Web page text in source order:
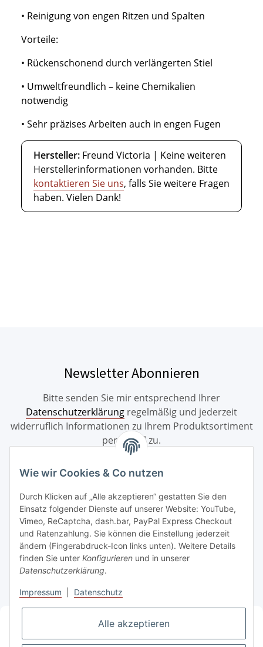
• Reinigung von engen Ritzen und Spalten
Vorteile:
• Rückenschonend durch verlängerten Stiel
• Umweltfreundlich – keine Chemikalien
notwendig
• Sehr präzises Arbeiten auch in engen Fugen
Hersteller: Freund Victoria | Keine weiteren
Herstellerinformationen vorhanden. Bitte
kontaktieren Sie uns, falls Sie weitere Fragen
haben. Vielen Dank!
Newsletter Abonnieren
Bitte senden Sie mir entsprechend Ihrer
Datenschutzerklärung regelmäßig und jederzeit
widerruflich Informationen zu Ihrem Produktsortiment
per E-Mail zu.
Informationen
Bestellung widerrufen
Gesetzliche Informationen
Vorkasse2% Rabatt
Wie wir Cookies & Co nutzen
Durch Klicken auf „Alle akzeptieren“ gestatten Sie den
Einsatz folgender Dienste auf unserer Website: YouTube,
Vimeo, ReCaptcha, dash.bar, PayPal Express Checkout
und Ratenzahlung. Sie können die Einstellung jederzeit
ändern (Fingerabdruck-Icon links unten). Weitere Details
finden Sie unter Konfigurieren und in unserer
Datenschutzerklärung.
Impressum Datenschutz
Alle akzeptieren